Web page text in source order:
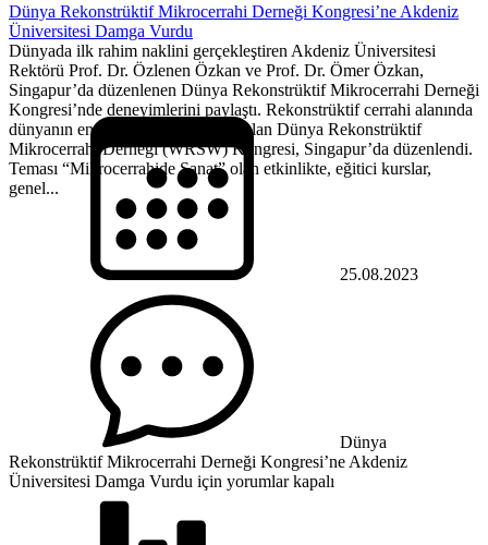
Dünya Rekonstrüktif Mikrocerrahi Derneği Kongresi’ne Akdeniz
Üniversitesi Damga Vurdu
Dünyada ilk rahim naklini gerçekleştiren Akdeniz Üniversitesi
Rektörü Prof. Dr. Özlenen Özkan ve Prof. Dr. Ömer Özkan,
Singapur’da düzenlenen Dünya Rekonstrüktif Mikrocerrahi Derneği
Kongresi’nde deneyimlerini paylaştı. Rekonstrüktif cerrahi alanında
dünyanın en önemli zirvelerinden olan Dünya Rekonstrüktif
Mikrocerrahi Derneği (WRSW) Kongresi, Singapur’da düzenlendi.
Teması “Mikrocerrahide Sanat” olan etkinlikte, eğitici kurslar,
genel...
25.08.2023
Dünya
Rekonstrüktif Mikrocerrahi Derneği Kongresi’ne Akdeniz
Üniversitesi Damga Vurdu için yorumlar kapalı